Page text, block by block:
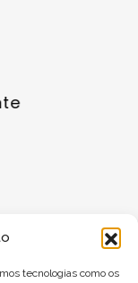
tecnologias como os